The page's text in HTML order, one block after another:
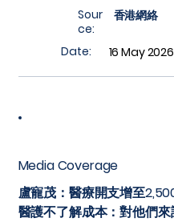
Sour
ce:
香港網絡
Date: 16 May 2026
Media Coverage
盧寵茂：醫療開支增至
醫護不了解成本：對他們